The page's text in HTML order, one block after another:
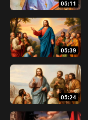
05:11
05:39
05:24